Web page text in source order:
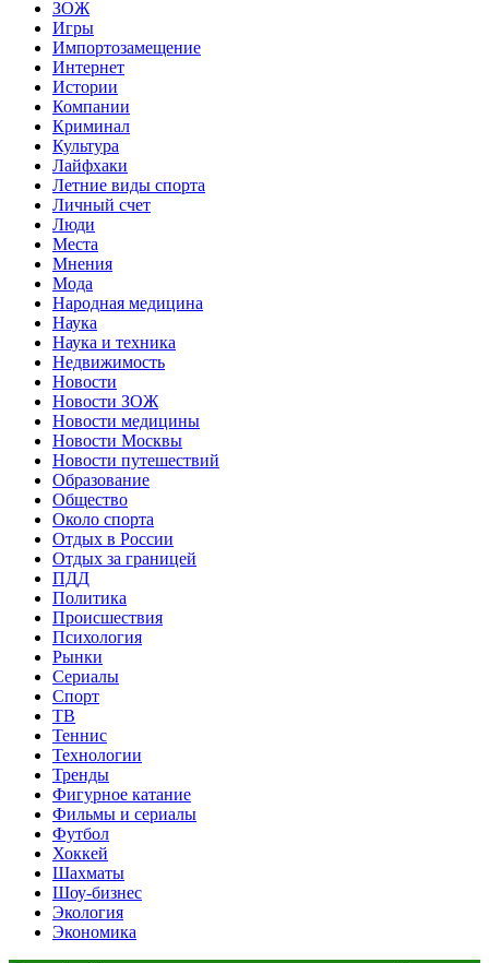
ЗОЖ
Игры
Импортозамещение
Интернет
Истории
Компании
Криминал
Культура
Лайфхаки
Летние виды спорта
Личный счет
Люди
Места
Мнения
Мода
Народная медицина
Наука
Наука и техника
Недвижимость
Новости
Новости ЗОЖ
Новости медицины
Новости Москвы
Новости путешествий
Образование
Общество
Около спорта
Отдых в России
Отдых за границей
ПДД
Политика
Происшествия
Психология
Рынки
Сериалы
Спорт
ТВ
Теннис
Технологии
Тренды
Фигурное катание
Фильмы и сериалы
Футбол
Хоккей
Шахматы
Шоу-бизнес
Экология
Экономика